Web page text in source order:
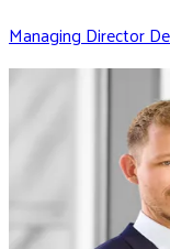
Managing Director